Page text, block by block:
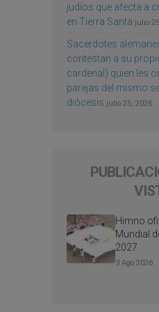
judíos que afecta a
en Tierra Santa julio
Sacerdotes
contestan a su
cardenal) quien les
parejas del mismo
diócesis julio 25, 2026
Himno
Mundial
2027
3 Ago 2026